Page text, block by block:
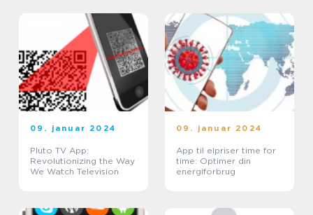
09. januar 2024
Pluto TV App:
Revolutionizing the Way
We Watch Television
09. januar 2024
App til elpriser time for
time: Optimer din
energiforbrug